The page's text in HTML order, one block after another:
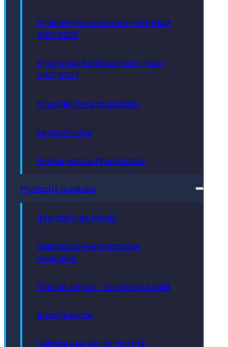
Proiecte de cooperare teritorială
2021-2027
Programul Regional Nord - Vest
2021-2027
Finanțări nerambursabile
Legături utile
Fondul pentru Modernizare
Protecția mediului
Informații de mediu
Calendarul evenimentelor
ecologice
Plan de acțiuni - energie durabilă
Bistrița verde
Calitatea aerului în Bistrița